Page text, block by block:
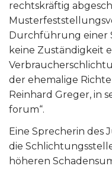
rechtskräftig
Durchführung einer
keine Zuständigkeit
der ehemalige
Reinhard Greger, in
forum“.
Eine Sprecherin des
die
höheren